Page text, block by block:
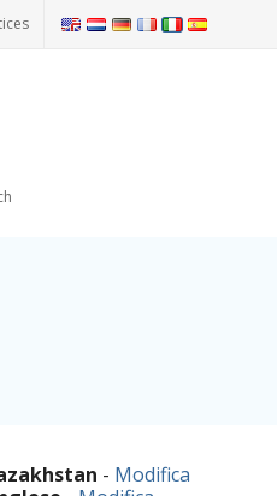
- Modifica